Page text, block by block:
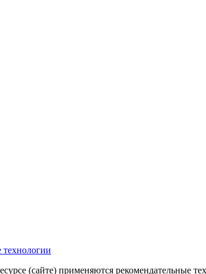
технологии
(сайте) применяются рекомендательные